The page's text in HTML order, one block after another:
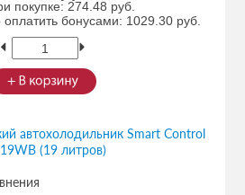
покупке: 274.48 руб.
бонусами: 1029.30 руб.